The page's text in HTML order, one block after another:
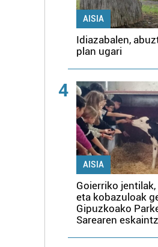
AISIA
Idiazabalen,
plan ugari
4
AISIA
Goierriko jentilak,
eta kobazuloak
Gipuzkoako
Sarearen